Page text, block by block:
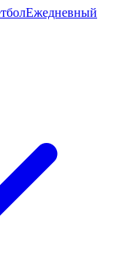
Ежедневный